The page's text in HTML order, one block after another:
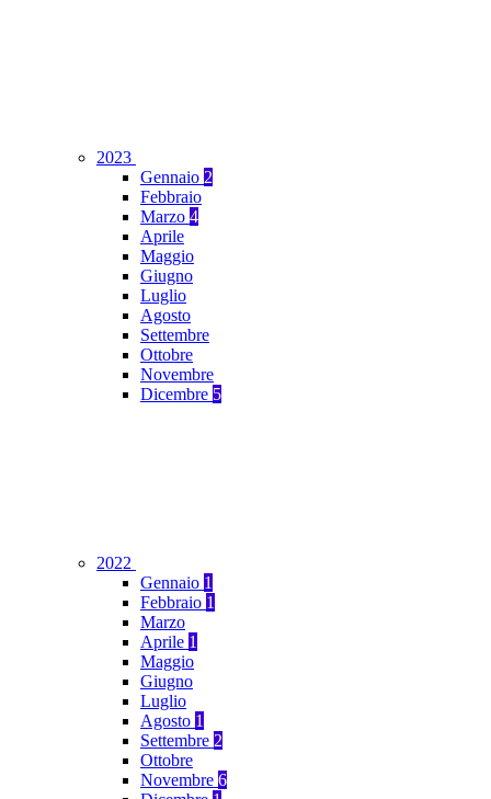
2023
Gennaio 2
Febbraio
Marzo 4
Aprile
Maggio
Giugno
Luglio
Agosto
Settembre
Ottobre
Novembre
Dicembre 5
2022
Gennaio 1
Febbraio 1
Marzo
Aprile 1
Maggio
Giugno
Luglio
Agosto 1
Settembre 2
Ottobre
Novembre 6